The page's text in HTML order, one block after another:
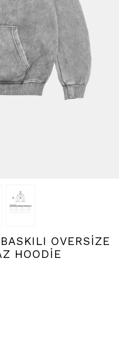
OVERSİZE
HOODİE